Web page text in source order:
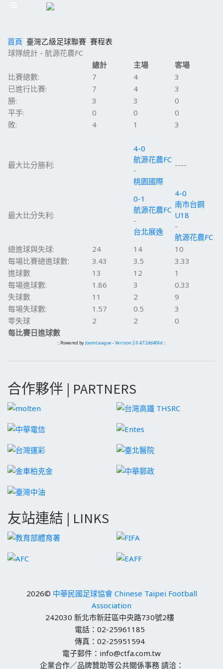
首頁 臺灣乙級足球聯賽 賽程表
球隊統計 - 航源花農FC
總計
主場
客場
比賽總數:
7 4
3
已進行比賽:
7 4
3
勝:
3 3
0
平手:
0 0
0
敗:
4 1 3
最大比分勝利:
4-0
航源花農FC
-
桃園國際
----
最大比分失利:
0-1
航源花農FC
-
台北展逸
4-0
南市台鋼
U18
-
航源花農FC
總進球與失球:
24 14
10
每場比賽總進球數:
3.43 3.5
3.33
進球數
13 12
1
每場進球數:
1.86 3
0.33
失球數
11 2
9
每場失球數:
1.57 0.5
3
零失球
2 2
0
每比賽日進球數
:: Powered by JoomLeague -Version 2.0.47.2dd406d ::
合作夥伴 | PARTNERS
友站連結 | LINKS
2026© 中華民國足球協會 Chinese Taipei Football
Association
242030 新北市新莊區中央路730號2樓
電話：02-25961185
傳真：02-25951594
電子郵件：info@ctfa.com.tw
企業合作／品牌贊助等公共關係事務 請洽：